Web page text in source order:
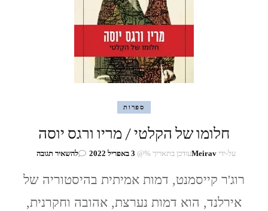
ספרות
חלומו של הקלטי / מריו ורגס יוסה
על-ידיMeiravעודכן בתאריך %@ 3 באפריל 2022 להשאיר תגובהבנושא
של
/
רוג'ר קייסמנט, דמות אמיתית בהיסטוריה של
אירלנד, הוא דמות נערצת, אהובה וחקרנית,